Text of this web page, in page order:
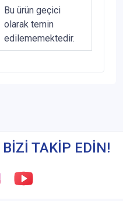
Bu ürün geçici
olarak temin
edilememektedir.
BİZİ TAKİP EDİN!